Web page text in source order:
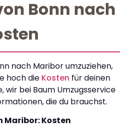
Bonn nach
nach Maribor umzuziehen,
hoch die Kosten für deinen
wir bei Baum Umzugsservice
die du brauchst.
Maribor: Kosten